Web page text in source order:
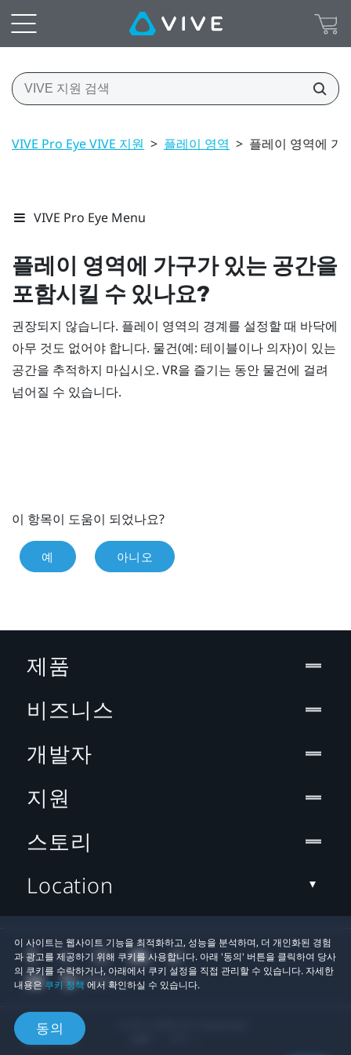
VIVE Pro Eye VIVE 지원 > 플레이 영역 > 플레이 영역에 가
VIVE Pro Eye Menu
플레이 영역에 가구가 있는 공간을
포함시킬 수 있나요?
권장되지 않습니다. 플레이 영역의 경계를 설정할 때 바닥에
아무 것도 없어야 합니다. 물건(예: 테이블이나 의자)이 있는
공간을 추적하지 마십시오. VR을 즐기는 동안 물건에 걸려
넘어질 수 있습니다.
이 항목이 도움이 되었나요?
예 아니오
이 사이트는 웹사이트 기능을 최적화하고, 성능을 분석하며, 더 개인화된 경험
과 광고를 제공하기 위해 쿠키를 사용합니다. 아래 '동의' 버튼을 클릭하여 당사
의 쿠키를 수락하거나, 아래에서 쿠키 설정을 직접 관리할 수 있습니다. 자세한
내용은 쿠키 정책 에서 확인하실 수 있습니다.
동의
제품
비즈니스
개발자
지원
스토리
Location